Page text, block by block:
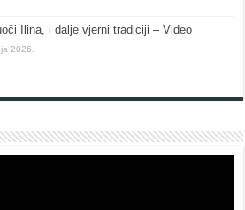
Ilina, i dalje vjerni tradiciji – Video
2026.